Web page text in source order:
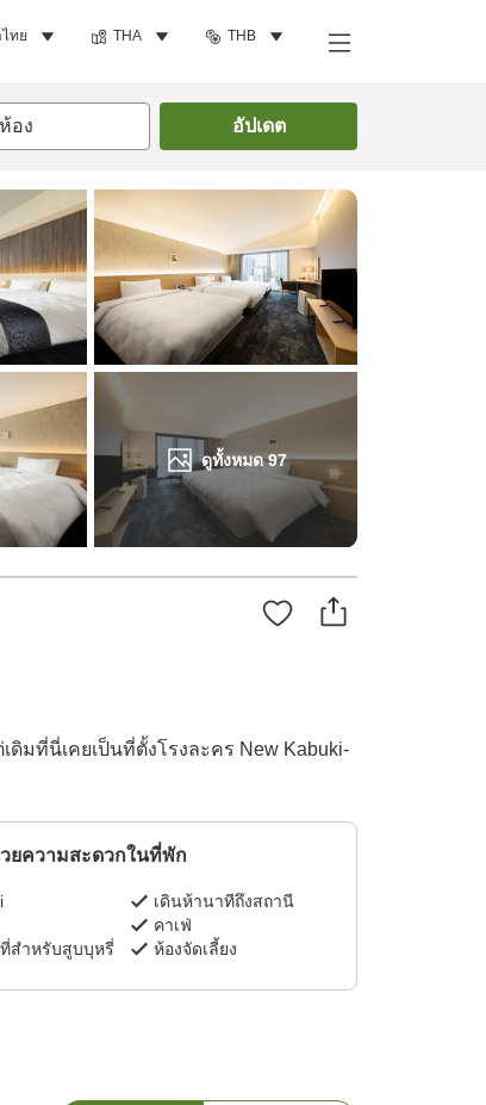
ทย THA THB
ห้อง อัปเดต
ดูทั้งหมด97
ค้นหาห้องพัก
มที่นี่เคยเป็นที่ตั้งโรงละคร New Kabuki-
ยความสะดวกในที่พัก
เดินห้านาทีถึงสถานี
คาเฟ่
สำหรับสูบบุหรี่
ห้องจัดเลี้ยง